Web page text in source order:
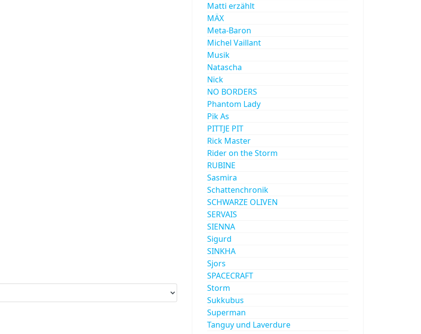
Matti erzählt
MÄX
Meta-Baron
Michel Vaillant
Musik
Natascha
Nick
NO BORDERS
Phantom Lady
Pik As
PITTJE PIT
Rick Master
Rider on the Storm
RUBINE
Sasmira
Schattenchronik
SCHWARZE OLIVEN
SERVAIS
SIENNA
Sigurd
SINKHA
Sjors
SPACECRAFT
Storm
Sukkubus
Superman
Tanguy und Laverdure